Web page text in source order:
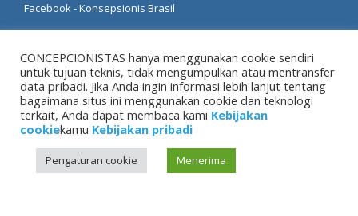
Facebook - Konsepsionis Brasil
TL
Peringatan hukum|Kebijakan pribadi |Kebijakan
CONCEPCIONISTAS hanya menggunakan cookie sendiri
untuk tujuan teknis, tidak mengumpulkan atau mentransfer
data pribadi. Jika Anda ingin informasi lebih lanjut tentang
bagaimana situs ini menggunakan cookie dan teknologi
terkait, Anda dapat membaca kami Kebijakan
cookiekamu Kebijakan pribadi
Pengaturan cookie Menerima